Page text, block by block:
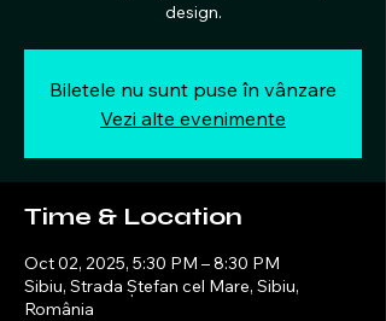
design.
Biletele nu sunt puse în vânzare
Vezi alte evenimente
Time & Location
Oct 02, 2025, 5:30 PM – 8:30 PM
Sibiu, Strada Ștefan cel Mare, Sibiu,
România